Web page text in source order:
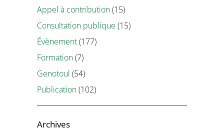
Appel à contribution(15)
Consultation publique (15)
Évènement(177)
Formation(7)
Genotoul (54)
Publication(102)
Archives